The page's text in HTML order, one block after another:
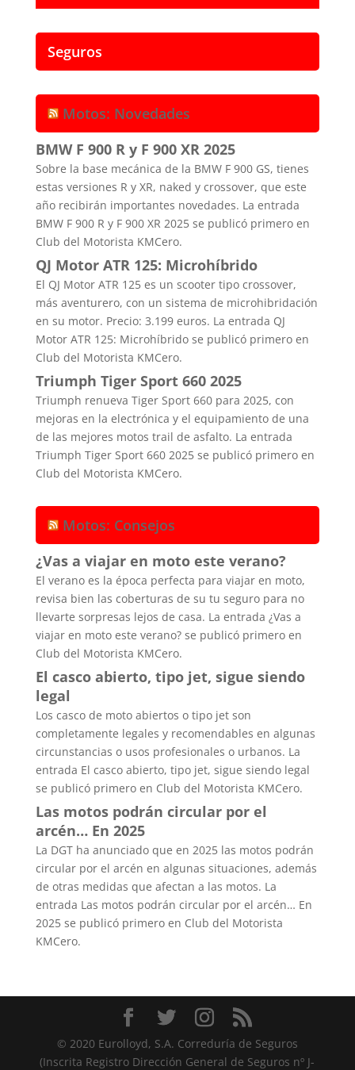
Seguros
Motos: Novedades
BMW F 900 R y F 900 XR 2025
Sobre la base mecánica de la BMW F 900 GS, tienes
estas versiones R y XR, naked y crossover, que este
año recibirán importantes novedades. La entrada
BMW F 900 R y F 900 XR 2025 se publicó primero en
Club del Motorista KMCero.
QJ Motor ATR 125: Microhíbrido
El QJ Motor ATR 125 es un scooter tipo crossover,
más aventurero, con un sistema de microhibridación
en su motor. Precio: 3.199 euros. La entrada QJ
Motor ATR 125: Microhíbrido se publicó primero en
Club del Motorista KMCero.
Triumph Tiger Sport 660 2025
Triumph renueva Tiger Sport 660 para 2025, con
mejoras en la electrónica y el equipamiento de una
de las mejores motos trail de asfalto. La entrada
Triumph Tiger Sport 660 2025 se publicó primero en
Club del Motorista KMCero.
Motos: Consejos
¿Vas a viajar en moto este verano?
El verano es la época perfecta para viajar en moto,
revisa bien las coberturas de su tu seguro para no
llevarte sorpresas lejos de casa. La entrada ¿Vas a
viajar en moto este verano? se publicó primero en
Club del Motorista KMCero.
El casco abierto, tipo jet, sigue siendo
legal
Los casco de moto abiertos o tipo jet son
completamente legales y recomendables en algunas
circunstancias o usos profesionales o urbanos. La
entrada El casco abierto, tipo jet, sigue siendo legal
se publicó primero en Club del Motorista KMCero.
Las motos podrán circular por el
arcén… En 2025
La DGT ha anunciado que en 2025 las motos podrán
circular por el arcén en algunas situaciones, además
de otras medidas que afectan a las motos. La
entrada Las motos podrán circular por el arcén… En
2025 se publicó primero en Club del Motorista
KMCero.
© 2020 Eurolloyd, S.A. Correduría de Seguros
(Inscrita Registro Dirección General de Seguros nº J-